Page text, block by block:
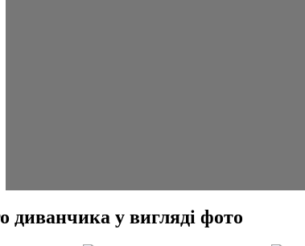
диванчика у вигляді фото